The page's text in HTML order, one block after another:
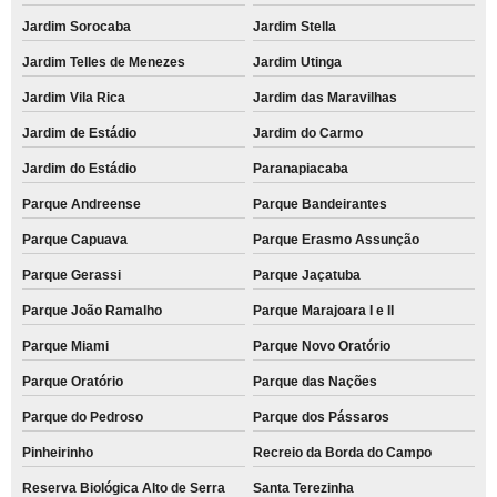
Jardim Sorocaba Jardim Stella
Jardim Telles de Menezes Jardim Utinga
Jardim Vila Rica Jardim das Maravilhas
Jardim de Estádio Jardim do Carmo
Jardim do Estádio Paranapiacaba
Parque Andreense Parque Bandeirantes
Parque Capuava Parque Erasmo Assunção
Parque Gerassi Parque Jaçatuba
Parque João Ramalho Parque Marajoara I e II
Parque Miami Parque Novo Oratório
Parque Oratório Parque das Nações
Parque do Pedroso Parque dos Pássaros
Pinheirinho Recreio da Borda do Campo
Reserva Biológica Alto de Serra Santa Terezinha